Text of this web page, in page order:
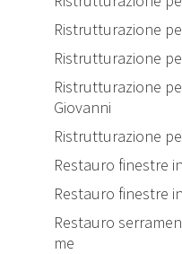
Ristrutturazione
Ristrutturazione
Ristrutturazione
Giovanni
Ristrutturazione
Restauro finestre
Restauro finestre
Restauro
me